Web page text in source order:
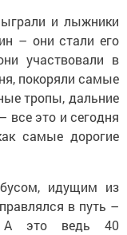
и лыжники
– они стали его
участвовали в
покоряли самые
тропы, дальние
все это и сегодня
самые дорогие
идущим из
в путь –
А это ведь 40